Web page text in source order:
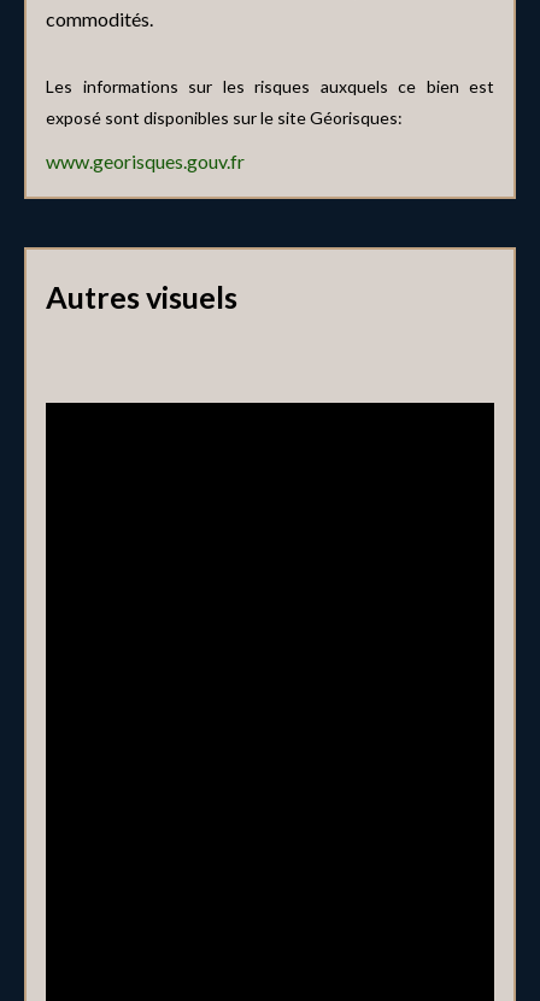
commodités.
Les informations sur les risques auxquels ce bien est
exposé sont disponibles sur le site Géorisques:
www.georisques.gouv.fr
Autres visuels